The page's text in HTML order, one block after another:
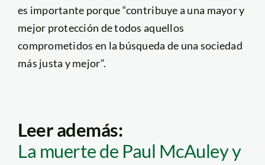
es importante porque “contribuye a una mayor y
mejor protección de todos aquellos
comprometidos en la búsqueda de una sociedad
más justa y mejor”.
Leer además:
La muerte de Paul McAuley y